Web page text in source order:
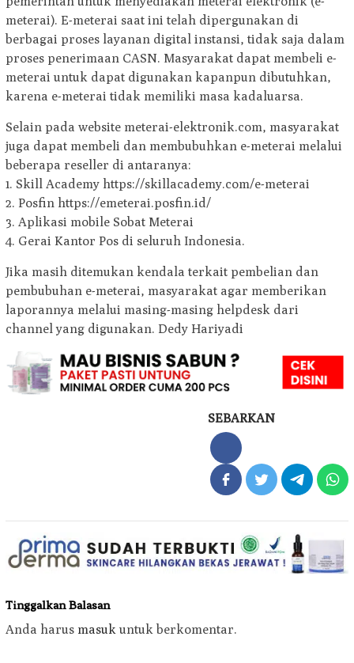
meterai). E-meterai saat ini telah dipergunakan di
berbagai proses layanan digital instansi, tidak saja dalam
proses penerimaan CASN. Masyarakat dapat membeli e-
meterai untuk dapat digunakan kapanpun dibutuhkan,
karena e-meterai tidak memiliki masa kadaluarsa.
Selain pada website meterai-elektronik.com, masyarakat
juga dapat membeli dan membubuhkan e-meterai melalui
beberapa reseller di antaranya:
1. Skill Academy https://skillacademy.com/e-meterai
2. ⁠Posfin https://emeterai.posfin.id/
3. ⁠Aplikasi mobile Sobat Meterai
4. ⁠Gerai Kantor Pos di seluruh Indonesia.
Jika masih ditemukan kendala terkait pembelian dan
pembubuhan e-meterai, masyarakat agar memberikan
laporannya melalui masing-masing helpdesk dari
channel yang digunakan. Dedy Hariyadi
SEBARKAN
Tinggalkan Balasan
Anda harus masuk untuk berkomentar.